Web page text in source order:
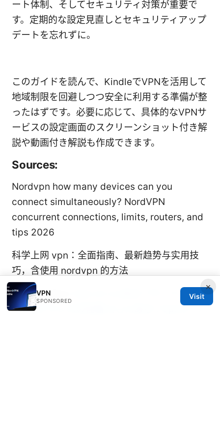
ート体制、そしてセキュリティ対策が重要で
す。定期的な設定見直しとセキュリティアップ
デートを忘れずに。
このガイドを読んで、KindleでVPNを活用して
地域制限を回避しつつ安全に利用する準備が整
ったはずです。必要に応じて、具体的なVPNサ
ービスの設定画面のスクリーンショット付き解
説や動画付き解説も作成できます。
Sources:
Nordvpn how many devices can you
connect simultaneously? NordVPN
concurrent connections, limits, routers, and
tips 2026
科学上网 vpn：全面指南、最新趋势与实用技
巧，含使用 nordvpn 的方法
K edge effect
Vpn どこにある？サーバーの場
所とipアドレスの仕組 どこにある？Vpnサーバ
×
VPN
SPONSORED
Visit